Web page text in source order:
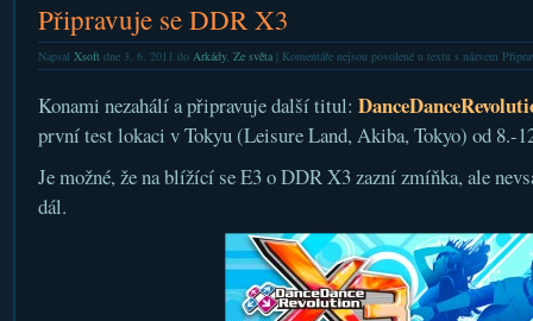
Připravuje se DDR X3
Napsal Xsoftdne 3. 6. 2011 do Arkády, Ze světa| Komentáře nejsou povolenéu textu s názvem
Konami nezahálí a připravuje další titul:
první test lokaci v Tokyu (Leisure Land, Akiba, Tokyo) od 8.-
Je možné, že na blížící se E3 o DDR X3 zazní zmíňka, ale
dál.